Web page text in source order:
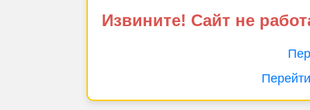
Извините! Сайт не